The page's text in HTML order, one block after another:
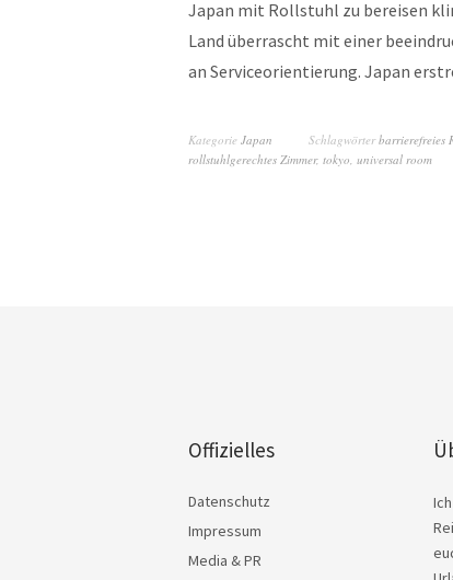
Japan mit Rollstuhl zu bereisen
Land überrascht mit einer
an Serviceorientierung. Japan
Kategorie Japan Schlagwörterbarrierefreies
rollstuhlgerechtes Zimmer, tokyo, universal room
Offizielles
Datenschutz
Impressum
Media & PR